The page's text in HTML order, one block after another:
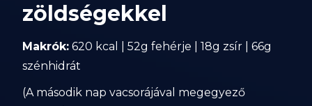
zöldségekkel
Makrók: 620 kcal | 52g fehérje | 18g zsír | 66g
szénhidrát
(A második nap vacsorájával megegyező